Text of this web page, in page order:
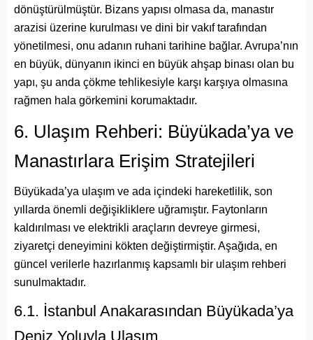
dönüştürülmüştür. Bizans yapısı olmasa da, manastır
arazisi üzerine kurulması ve dini bir vakıf tarafından
yönetilmesi, onu adanın ruhani tarihine bağlar. Avrupa’nın
en büyük, dünyanın ikinci en büyük ahşap binası olan bu
yapı, şu anda çökme tehlikesiyle karşı karşıya olmasına
rağmen hala görkemini korumaktadır.
6. Ulaşım Rehberi: Büyükada’ya ve
Manastırlara Erişim Stratejileri
Büyükada’ya ulaşım ve ada içindeki hareketlilik, son
yıllarda önemli değişikliklere uğramıştır. Faytonların
kaldırılması ve elektrikli araçların devreye girmesi,
ziyaretçi deneyimini kökten değiştirmiştir. Aşağıda, en
güncel verilerle hazırlanmış kapsamlı bir ulaşım rehberi
sunulmaktadır.
6.1. İstanbul Anakarasından Büyükada’ya
Deniz Yoluyla Ulaşım